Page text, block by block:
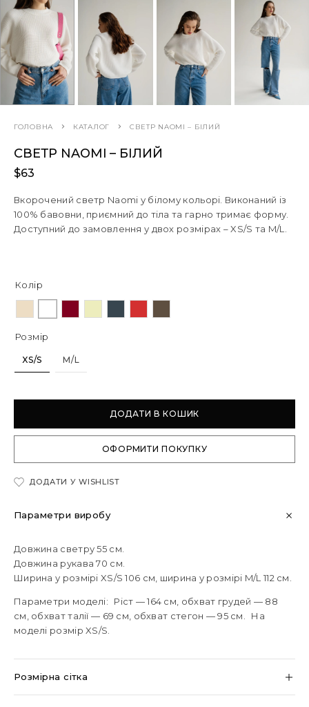
ГОЛОВНА КАТАЛОГ СВЕТР NAOMI – БІЛИЙ
СВЕТР NAOMI – БІЛИЙ
$63
Вкорочений светр Naomi у білому кольорі. Виконаний із
100% бавовни, приємний до тіла та гарно тримає форму.
Доступний до замовлення у двох розмірах – XS/S та M/L.
Колір
Розмір
XS/S M/L
ДОДАТИ В КОШИК
ОФОРМИТИ ПОКУПКУ
ДОДАТИ У WISHLIST
Параметри виробу
Довжина светру 55 см.
Довжина рукава 70 см.
Ширина у розмірі XS/S 106 см, ширина у розмірі M/L 112 см.
Параметри моделі: Ріст — 164 см, обхват грудей — 88
см, обхват талії — 69 см, обхват стегон — 95 см. На
моделі розмір XS/S.
Розмірна сітка